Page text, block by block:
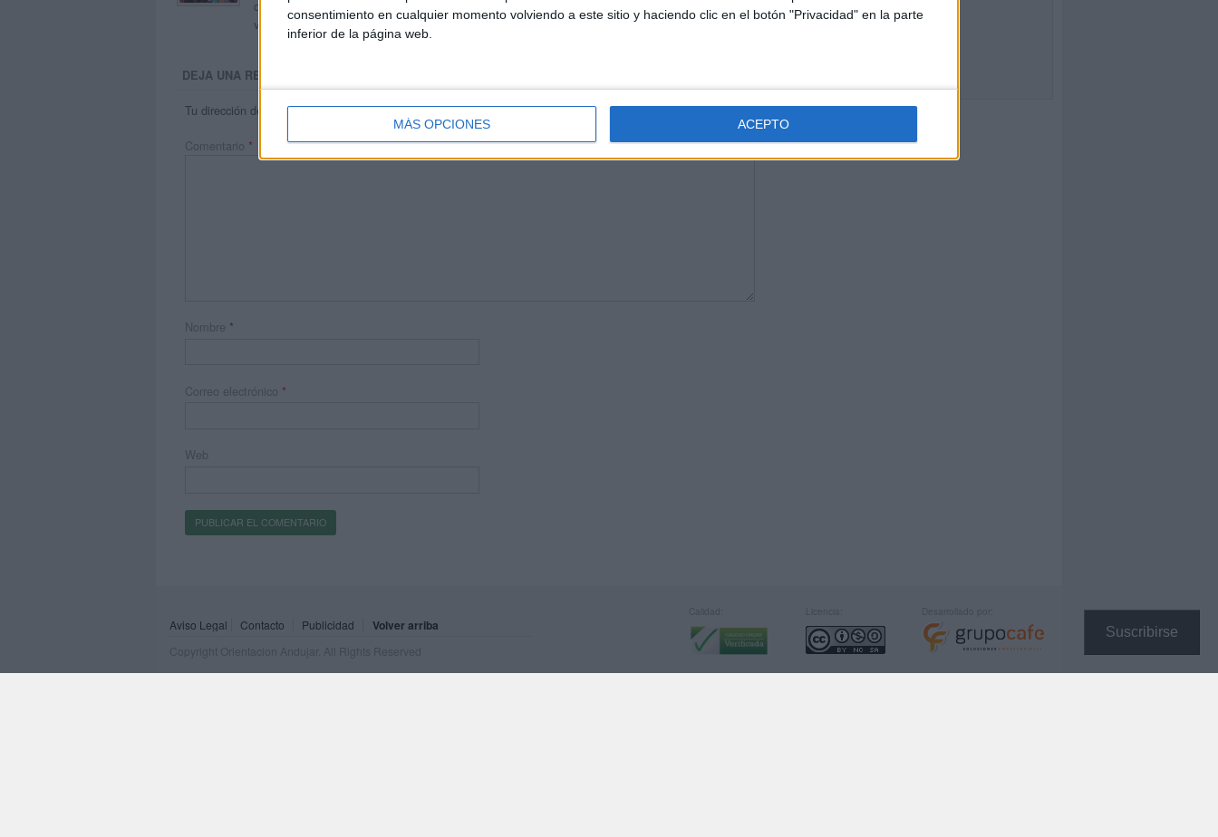
consentimiento en cualquier momento volviendo a este sitio y haciendo clic en el botón "Privacidad" en la parte
inferior de la página web.
MÁS OPCIONES ACEPTO
Suscribirse
dentro del blog y en el cual, vuelcan la mayor parte del tiempo, que sus tareas como docentes, y
voluntarios en sus meses de verano les permite.
DEJA UNA RESPUESTA
Tu dirección de correo electrónico no será publicada. Los campos obligatorios están marcados con*
Comentario *
Nombre *
Correo electrónico *
Web
Aviso Legal Contacto Publicidad Volver arriba